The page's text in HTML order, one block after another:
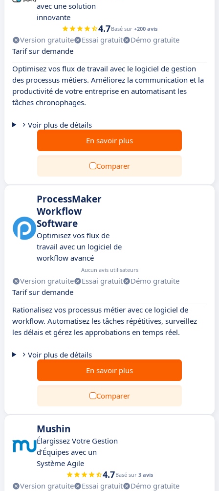
avec une solution
innovante
4.7Basé sur +200 avis
Version gratuite Essai gratuit
Démo gratuite
Tarif sur demande
Optimisez vos flux de travail avec le logiciel de gestion
des processus métiers. Améliorez la communication et la
productivité de votre entreprise en automatisant les
tâches chronophages.
Voir plus de détails
En savoir plus
Comparer
ProcessMaker
Workflow
Software
Optimisez vos flux de
travail avec un logiciel de
workflow avancé
Aucun avis utilisateurs
Version gratuite Essai gratuit
Démo gratuite
Tarif sur demande
Rationalisez vos processus métier avec ce logiciel de
workflow. Automatisez les tâches répétitives, surveillez
les délais et gérez les approbations en temps réel.
Voir plus de détails
En savoir plus
Comparer
Mushin
Élargissez Votre Gestion
d’Équipes avec un
Système Agile
4.7Basé sur 3 avis
Version gratuite Essai gratuit
Démo gratuite